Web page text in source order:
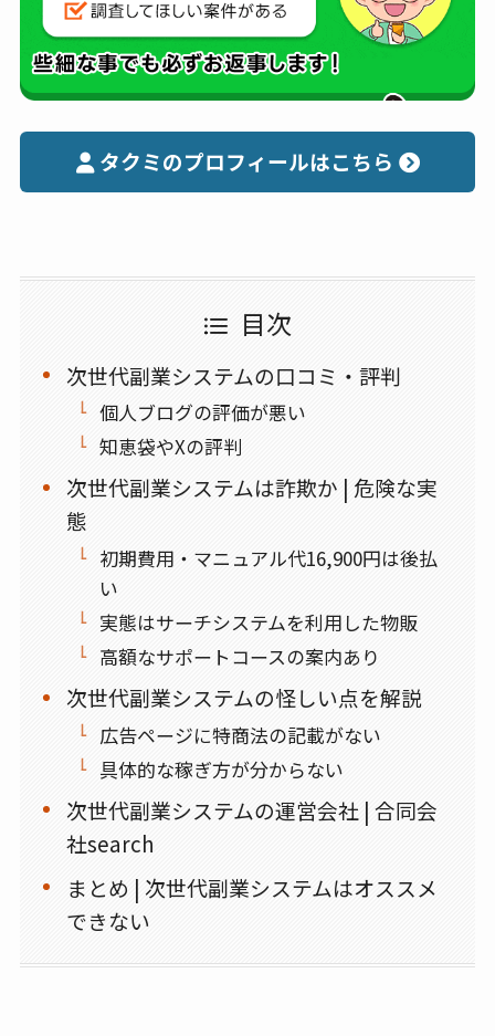
タクミのプロフィールはこちら
目次
次世代副業システムの口コミ・評判
個人ブログの評価が悪い
知恵袋やXの評判
次世代副業システムは詐欺か | 危険な実
態
初期費用・マニュアル代16,900円は後払
い
実態はサーチシステムを利用した物販
高額なサポートコースの案内あり
次世代副業システムの怪しい点を解説
広告ページに特商法の記載がない
具体的な稼ぎ方が分からない
次世代副業システムの運営会社 | 合同会
社search
まとめ | 次世代副業システムはオススメ
できない